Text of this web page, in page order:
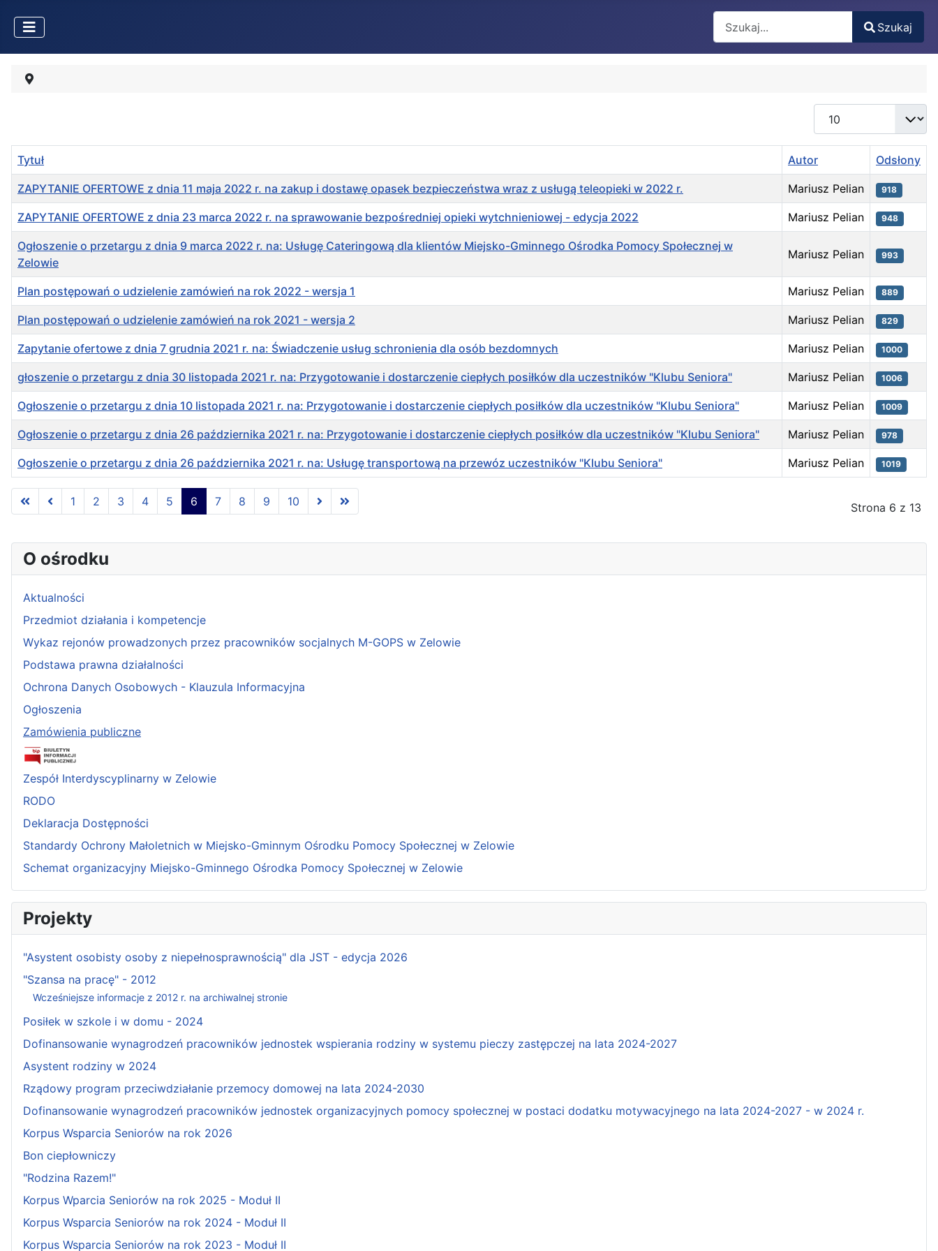
Type 2 or more characters for results.
Szukaj
Pokaż #
Spis artykułów
Tytuł Autor Odsłony
ZAPYTANIE OFERTOWE z dnia 11 maja 2022 r. na zakup i dostawę opasek bezpieczeństwa wraz z usługą teleopieki w 2022 r. Mariusz Pelian 918
ZAPYTANIE OFERTOWE z dnia 23 marca 2022 r. na sprawowanie bezpośredniej opieki wytchnieniowej - edycja 2022 Mariusz Pelian 948
Ogłoszenie o przetargu z dnia 9 marca 2022 r. na: Usługę Cateringową dla klientów Miejsko-Gminnego Ośrodka Pomocy Społecznej w
Zelowie
Mariusz Pelian 993
Plan postępowań o udzielenie zamówień na rok 2022 - wersja 1 Mariusz Pelian 889
Plan postępowań o udzielenie zamówień na rok 2021 - wersja 2 Mariusz Pelian 829
Zapytanie ofertowe z dnia 7 grudnia 2021 r. na: Świadczenie usług schronienia dla osób bezdomnych Mariusz Pelian 1000
głoszenie o przetargu z dnia 30 listopada 2021 r. na: Przygotowanie i dostarczenie ciepłych posiłków dla uczestników "Klubu Seniora" Mariusz Pelian 1006
Ogłoszenie o przetargu z dnia 10 listopada 2021 r. na: Przygotowanie i dostarczenie ciepłych posiłków dla uczestników "Klubu Seniora" Mariusz Pelian 1009
Ogłoszenie o przetargu z dnia 26 października 2021 r. na: Przygotowanie i dostarczenie ciepłych posiłków dla uczestników "Klubu Seniora" Mariusz Pelian 978
Ogłoszenie o przetargu z dnia 26 października 2021 r. na: Usługę transportową na przewóz uczestników "Klubu Seniora" Mariusz Pelian 1019
Strona 6 z 13
1 2 3 4 5 6 7 8 9 10
O ośrodku
Aktualności
Przedmiot działania i kompetencje
Wykaz rejonów prowadzonych przez pracowników socjalnych M-GOPS w Zelowie
Podstawa prawna działalności
Ochrona Danych Osobowych - Klauzula Informacyjna
Ogłoszenia
Zamówienia publiczne
Zespół Interdyscyplinarny w Zelowie
RODO
Deklaracja Dostępności
Standardy Ochrony Małoletnich w Miejsko-Gminnym Ośrodku Pomocy Społecznej w Zelowie
Schemat organizacyjny Miejsko-Gminnego Ośrodka Pomocy Społecznej w Zelowie
Projekty
"Asystent osobisty osoby z niepełnosprawnością" dla JST - edycja 2026
"Szansa na pracę" - 2012
Wcześniejsze informacje z 2012 r. na archiwalnej stronie
Posiłek w szkole i w domu - 2024
Dofinansowanie wynagrodzeń pracowników jednostek wspierania rodziny w systemu pieczy zastępczej na lata 2024-2027
Asystent rodziny w 2024
Rządowy program przeciwdziałanie przemocy domowej na lata 2024-2030
Dofinansowanie wynagrodzeń pracowników jednostek organizacyjnych pomocy społecznej w postaci dodatku motywacyjnego na lata 2024-2027 - w 2024 r.
Korpus Wsparcia Seniorów na rok 2026
Bon ciepłowniczy
"Rodzina Razem!"
Korpus Wparcia Seniorów na rok 2025 - Moduł II
Korpus Wsparcia Seniorów na rok 2024 - Moduł II
Korpus Wsparcia Seniorów na rok 2023 - Moduł II